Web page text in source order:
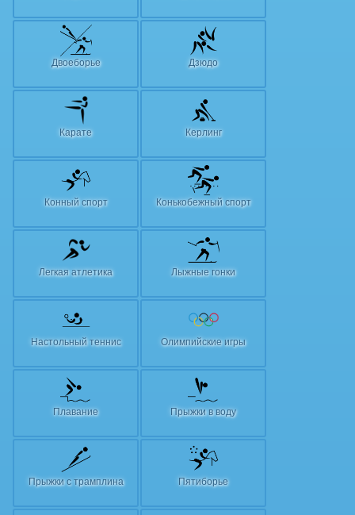
Двоеборье Дзюдо
Карате Керлинг
Конный спорт Конькобежный спорт
Легкая атлетика Лыжные гонки
Настольный теннис Олимпийские игры
Плавание Прыжки в воду
Прыжки с трамплина Пятиборье